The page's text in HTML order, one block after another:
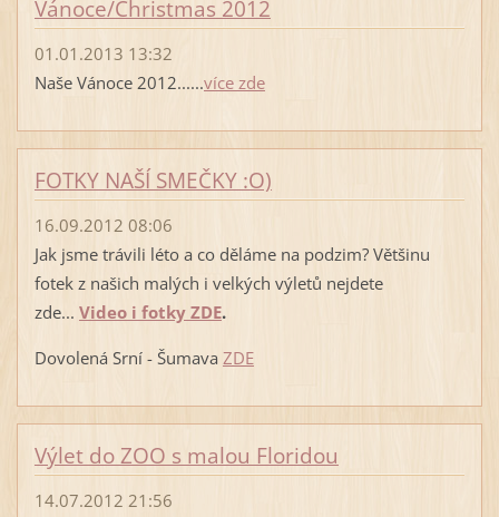
Vánoce/Christmas 2012
01.01.2013 13:32
Naše Vánoce 2012......více zde
FOTKY NAŠÍ SMEČKY :O)
16.09.2012 08:06
Jak jsme trávili léto a co děláme na podzim? Většinu
fotek z našich malých i velkých výletů nejdete
zde... Video i fotky ZDE.
Dovolená Srní - Šumava ZDE
Výlet do ZOO s malou Floridou
14.07.2012 21:56